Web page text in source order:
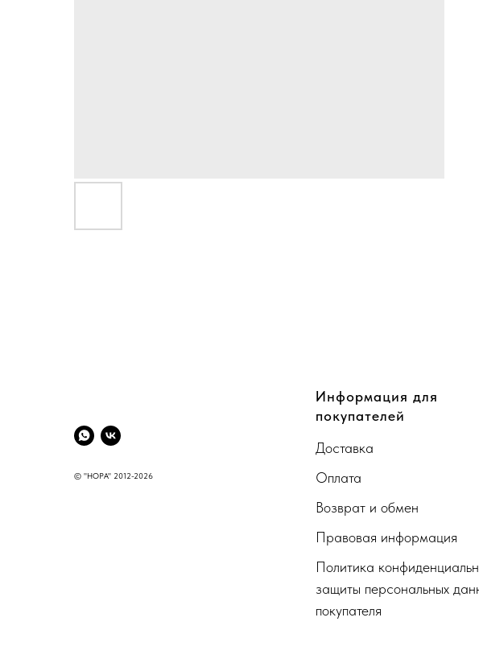
© "НОРА" 2012-2026
Информация для
покупателей
Доставка
Оплата
Возврат и обмен
Правовая информация
Политика
защиты персональных
покупателя